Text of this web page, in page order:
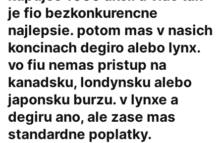
je fio bezkonkurencne
najlepsie. potom mas v nasich
koncinach degiro alebo lynx.
vo fiu nemas pristup na
kanadsku, londynsku alebo
japonsku burzu. v lynxe a
degiru ano, ale zase mas
standardne poplatky.